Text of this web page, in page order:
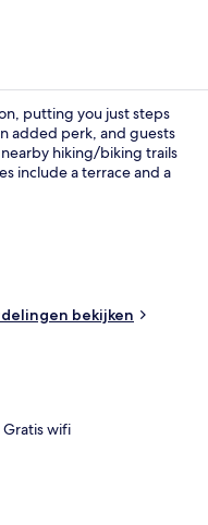
putting you just steps
added perk, and guests
hiking/biking trails
include a terrace and a
bekijken
Gratis wifi